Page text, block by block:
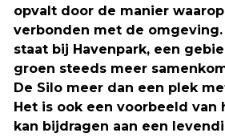
opvalt door de manier
verbonden met de
staat bij Havenpark, een
groen steeds meer
De Silo meer dan een plek
Het is ook een voorbeeld van
kan bijdragen aan een